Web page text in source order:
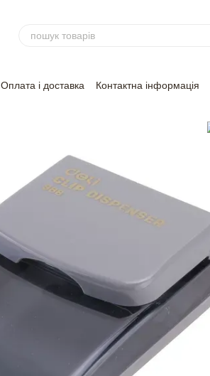
Оплата і доставка Контактна інформація